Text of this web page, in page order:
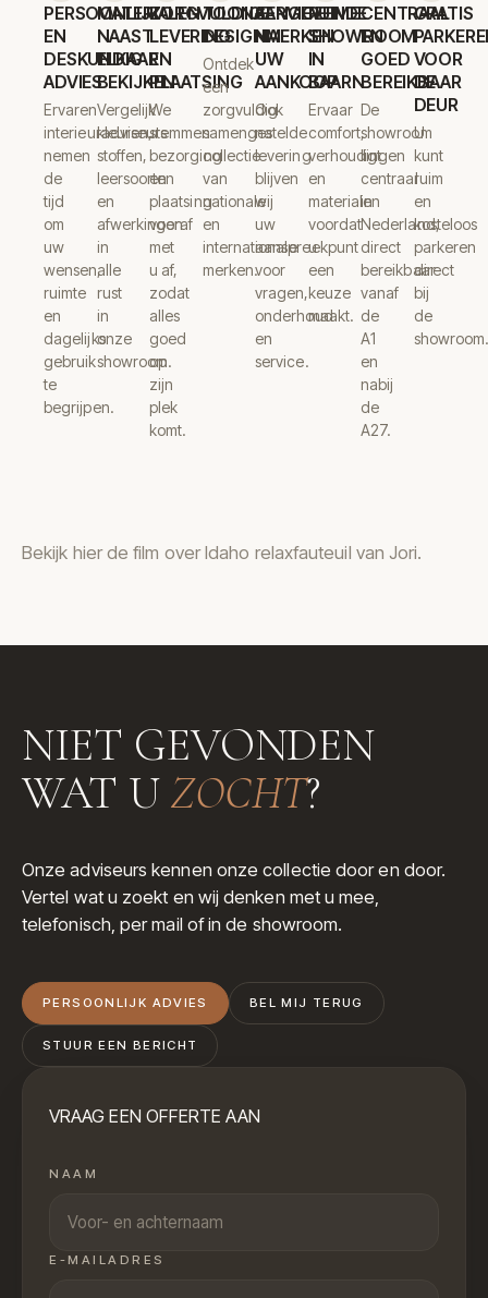
PERSOONLIJK
EN
DESKUNDIG
ADVIES
Ervaren
interieuradviseurs
nemen
de
tijd
om
uw
wensen,
ruimte
en
dagelijks
gebruik
te
begrijpen.
MATERIALEN
NAAST
ELKAAR
BEKIJKEN
Vergelijk
kleuren,
stoffen,
leersoorten
en
afwerkingen
in
alle
rust
in
onze
showroom.
ZORGVULDIGE
LEVERING
EN
PLAATSING
We
stemmen
bezorging
en
plaatsing
vooraf
met
u af,
zodat
alles
goed
op
zijn
plek
komt.
TOONAANGEVENDE
DESIGNMERKEN
Ontdek
een
zorgvuldig
samengestelde
collectie
van
nationale
en
internationale
merken.
SERVICE
NA
UW
AANKOOP
Ook
na
levering
blijven
wij
uw
aanspreekpunt
voor
vragen,
onderhoud
en
service.
RUIME
SHOWROOM
IN
BAARN
Ervaar
comfort,
verhoudingen
en
materialen
voordat
u
een
keuze
maakt.
CENTRAAL
EN
GOED
BEREIKBAAR
De
showroom
ligt
centraal
in
Nederland,
direct
bereikbaar
vanaf
de
A1
en
nabij
de
A27.
GRATIS
VOOR
DE
DEUR
U
kunt
ruim
en
kosteloos
parkeren
direct
bij
de
Bekijk hier de film over Idaho relaxfauteuil van Jori.
NIET GEVONDEN
WAT UZOCHT?
Onze adviseurs kennen onze collectie door en door.
Vertel wat u zoekt en wij denken met u mee,
telefonisch, per mail of in de showroom.
PERSOONLIJK ADVIES BEL MIJ TERUG
STUUR EEN BERICHT
VRAAG EEN OFFERTE AAN
NAAM
E-MAILADRES